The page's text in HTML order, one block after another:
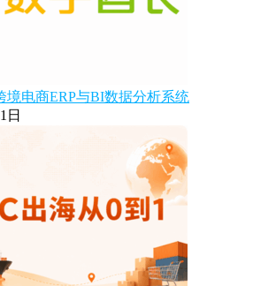
境电商ERP与BI数据分析系统
日